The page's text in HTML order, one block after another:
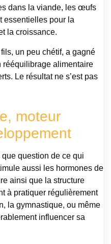
dans la viande, les œufs
essentielles pour la
la croissance.
un peu chétif, a gagné
rééquilibrage alimentaire
Le résultat ne s’est pas
moteur
que question de ce qui
aussi les hormones de
ainsi que la structure
à pratiquer régulièrement
la gymnastique, ou même
influencer sa